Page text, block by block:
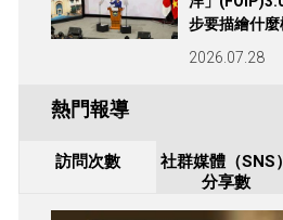
步要描繪什
2026.07.28
熱門報導
訪問次數
社群媒體（SNS）
分享數